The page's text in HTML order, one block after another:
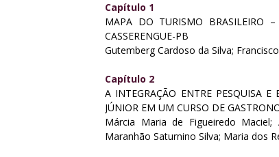
Capítulo 1
MAPA DO TURISMO BRASILEIRO
CASSERENGUE-PB
Gutemberg Cardoso da Silva;
Capítulo 2
A INTEGRAÇÃO ENTRE PESQUISA
JÚNIOR EM UM CURSO DE
Márcia Maria de Figueiredo
Maranhão Saturnino Silva; Maria dos